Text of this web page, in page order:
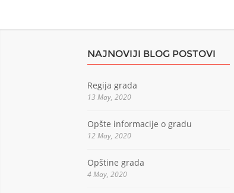
NAJNOVIJI BLOG POSTOVI
Regija grada
13 May, 2020
Opšte informacije o gradu
12 May, 2020
Opštine grada
4 May, 2020